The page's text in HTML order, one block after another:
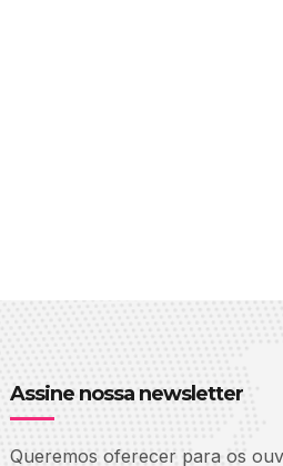
Assine nossa newsletter
Queremos oferecer para os